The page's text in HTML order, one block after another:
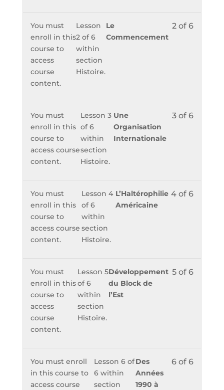
2 of 6
Le
Commencement
Lesson
2 of 6
within
section
Histoire.
You must
enroll in this
course to
access
course
content.
3 of 6
Une
Organisation
Internationale
Lesson 3
of 6
within
section
Histoire.
You must
enroll in this
course to
access course
content.
4 of 6
L’Haltérophilie
Américaine
Lesson 4
of 6
within
section
Histoire.
You must
enroll in this
course to
access course
content.
5 of 6
Développement
du Block de
l’Est
Lesson 5
of 6
within
section
Histoire.
You must
enroll in this
course to
access
course
content.
6 of 6
Des
Années
1990 à
Lesson 6 of
6 within
section
You must enroll
in this course to
access course